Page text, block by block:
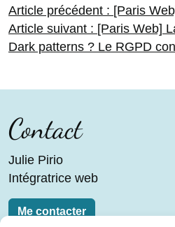
Navigation
de
l’article
Article précédent : Article
précédent :
[Paris
Article suivant : Article
suivant :
[Paris Web]
Dark patterns ? Le RGPD
Contact
Julie Pirio
Intégratrice web
Me contacter